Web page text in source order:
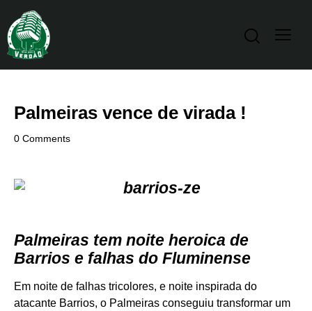
Palmeiras vence de virada !
0 Comments
Palmeiras tem noite heroica de
Barrios e falhas do Fluminense
Em noite de falhas tricolores, e noite inspirada do
atacante Barrios, o Palmeiras conseguiu transformar um